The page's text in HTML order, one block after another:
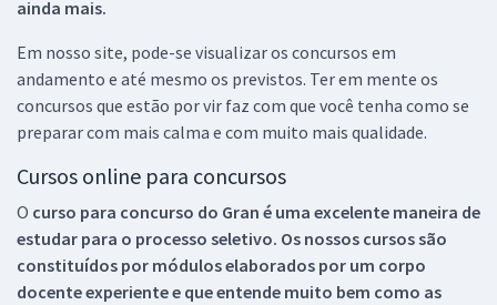
ainda mais.
Em nosso site, pode-se visualizar os concursos em
andamento e até mesmo os previstos. Ter em mente os
concursos que estão por vir faz com que você tenha como se
preparar com mais calma e com muito mais qualidade.
Cursos online para concursos
O curso para concurso do Gran é uma excelente maneira de
estudar para o processo seletivo. Os nossos cursos são
constituídos por módulos elaborados por um corpo
docente experiente e que entende muito bem como as